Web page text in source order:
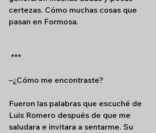
certezas. Cómo muchas cosas que
pasan en Formosa.
***
–¿Cómo me encontraste?
Fueron las palabras que escuché de
Luis Romero después de que me
saludara e invitara a sentarme. Su